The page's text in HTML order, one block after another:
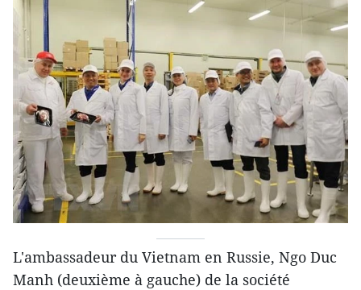
L'ambassadeur du Vietnam en Russie, Ngo Duc
Manh (deuxième à gauche) de la société